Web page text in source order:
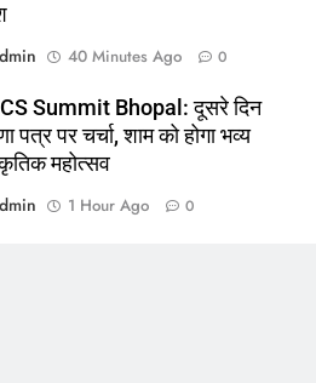
40 Minutes Ago 0
Summit Bhopal: दूसरे दिन
पत्र पर चर्चा, शाम को होगा भव्य
महोत्सव
1 Hour Ago 0